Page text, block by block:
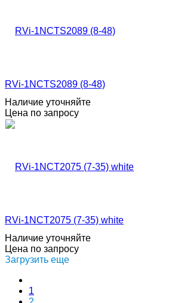
RVi-1NCTS2089 (8-48)
Наличие уточняйте
Цена по запросу
RVi-1NCT2075 (7-35) white
Наличие уточняйте
Цена по запросу
Загрузить еще
1